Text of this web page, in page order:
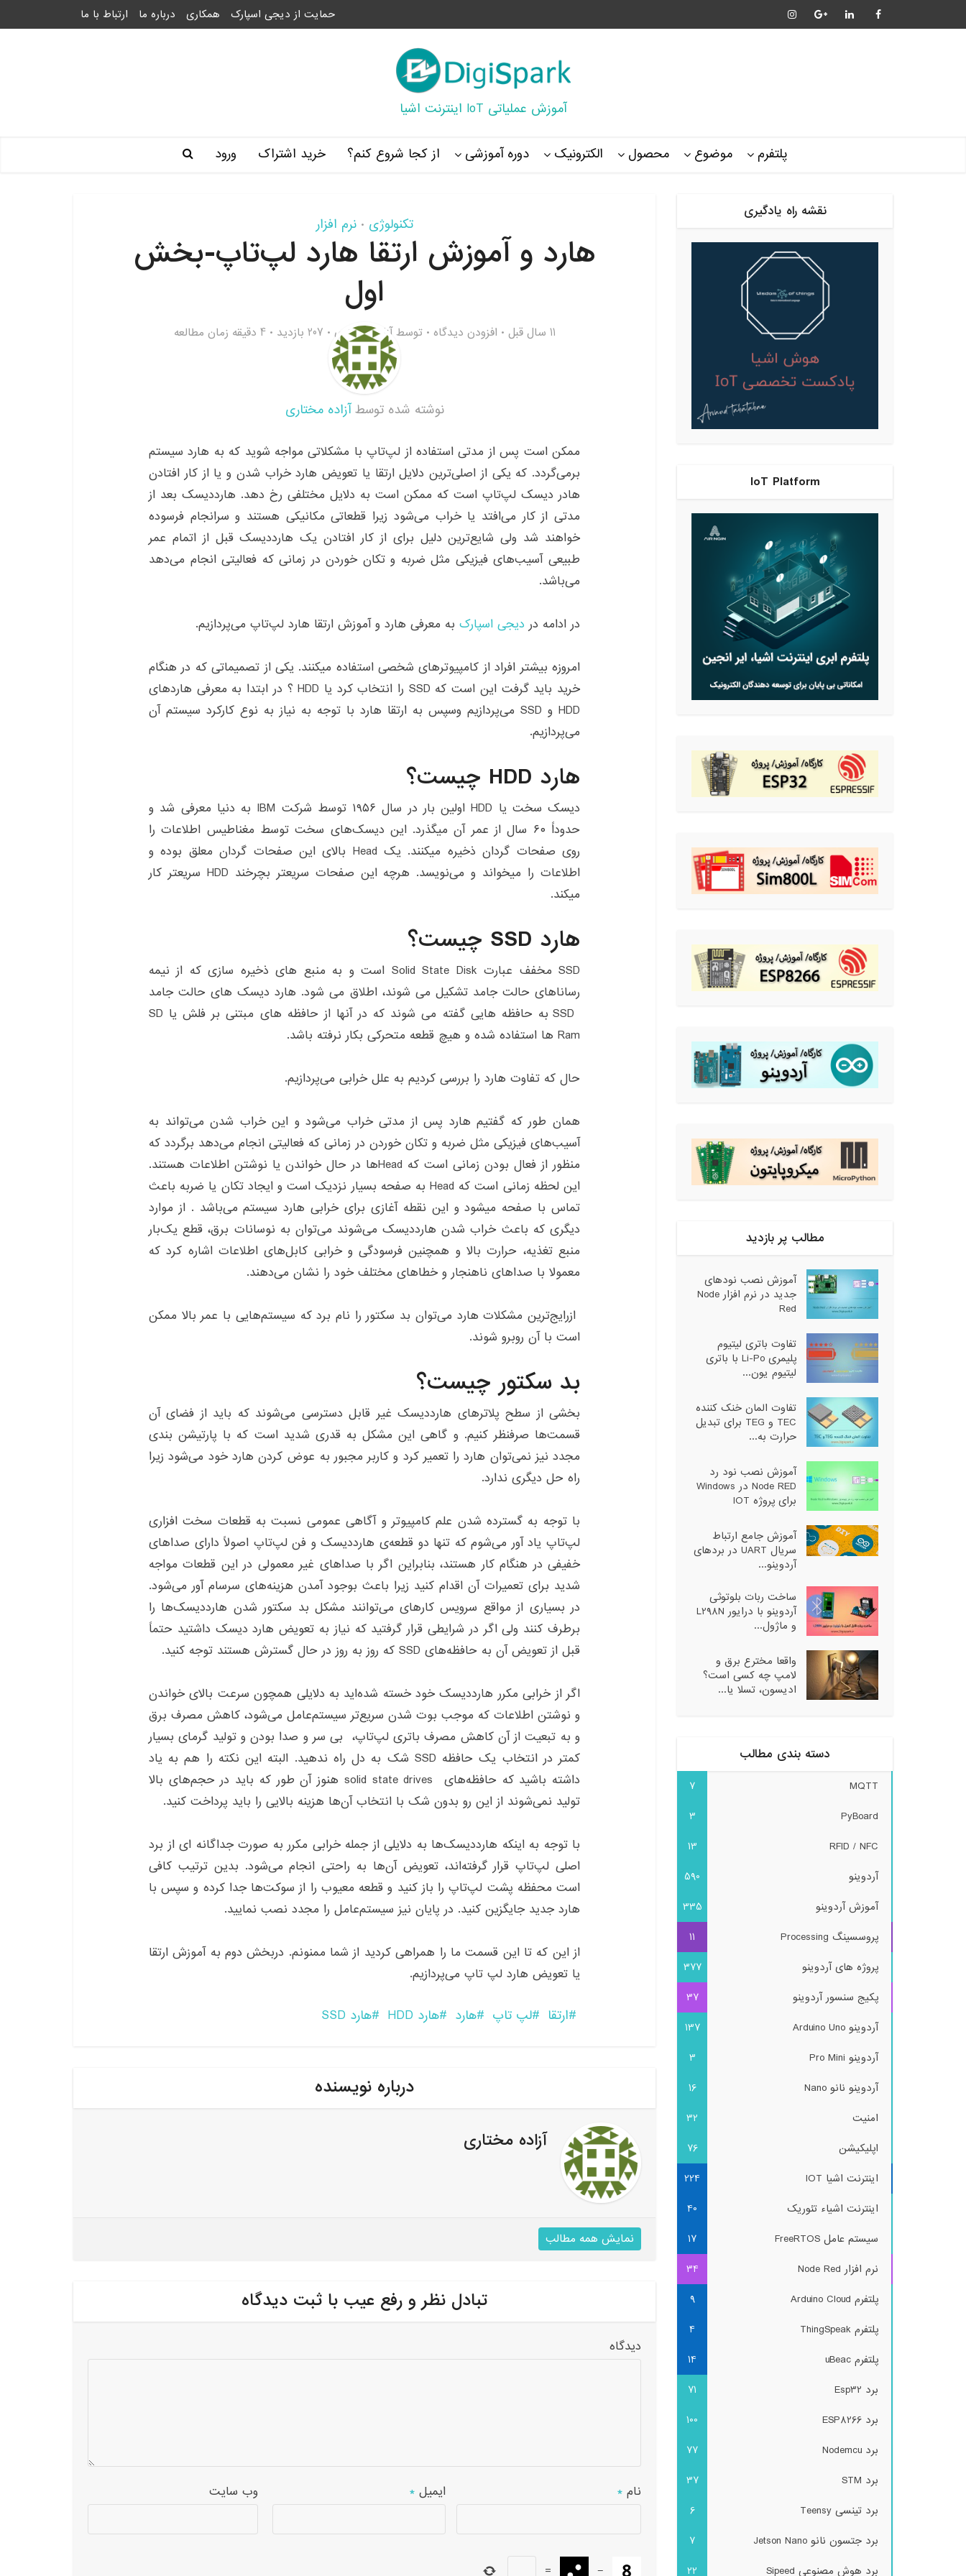
حمایت از دیجی اسپارک همکاری درباره ما ارتباط با ما
آموزش عملیاتی IoT اینترنت اشیا
پلتفرم موضوع محصول الکترونیک دوره آموزشی از کجا شروع کنم؟ خرید اشتراک ورود
تکنولوژی • نرم افزار
هارد و آموزش ارتقا هارد لپ‌تاپ-بخش
اول
11 سال قبل افزودن دیدگاه توسط آزاده مختاری 207 بازدید 4 دقیقه زمان مطالعه
نوشته شده توسطآزاده مختاری
ممکن است پس از مدتی استفاده از لپ‌تاپ با مشکلاتی مواجه شوید که به هارد سیستم
برمی‌گردد. که یکی از اصلی‌ترین دلایل ارتقا یا تعویض هارد خراب شدن و یا از کار افتادن
هادر دیسک لپ‌تاپ است که ممکن است به دلایل مختلفی رخ دهد. هارددیسک‌ بعد از
مدتی از کار می‌افتد یا خراب می‌شود زیرا قطعاتی مکانیکی هستند و سرانجام فرسوده
خواهند شد ولی شایع‌ترین دلیل برای از کار افتادن یک هارددیسک قبل از اتمام عمر
طبیعی آسیب‌های فیزیکی مثل ضربه و تکان خوردن در زمانی که فعالیتی انجام می‌دهد
می‌باشد.
در ادامه در دیجی اسپارک به معرفی هارد و آموزش ارتقا هارد لپ‌تاپ می‌پردازیم.
امروزه بیشتر افراد از کامپیوترهای شخصی استفاده میکنند. یکی از تصمیماتی که در هنگام
خرید باید گرفت این است که SSD را انتخاب کرد یا HDD ؟ در ابتدا به معرفی هاردهای
HDD و SSD می‌پردازیم وسپس به ارتقا هارد با توجه به نیاز به نوع کارکرد سیستم آن
می‌پردازیم.
هارد HDD چیست؟
دیسک سخت یا HDD اولین بار در سال ۱۹۵۶ توسط شرکت IBM به دنیا معرفی شد و
حدوداً ۶۰ سال از عمر آن میگذرد. این دیسک‌های سخت توسط مغناطیس اطلاعات را
روی صفحات گردان ذخیره میکنند. یک Head بالای این صفحات گردان معلق بوده و
اطلاعات را میخواند و می‌نویسد. هرچه این صفحات سریعتر بچرخند HDD سریعتر کار
میکند.
هارد SSD چیست؟
SSD مخفف عبارت Solid State Disk است و به منبع های ذخیره سازی که از نیمه
رساناهای حالت جامد تشکیل می شوند، اطلاق می شود. هارد دیسک های حالت جامد
SSD به حافظه هایی گفته می شوند که در آنها از حافظه های مبتنی بر فلش یا SD
Ram ها استفاده شده و هیچ قطعه متحرکی بکار نرفته باشد.
حال که تفاوت هارد را بررسی کردیم به علل خرابی می‌پردازیم.
همان طور که گفتیم هارد پس از مدتی خراب می‌شود و این خراب شدن می‌تواند به
آسیب‌های فیزیکی مثل ضربه و تکان خوردن در زمانی که فعالیتی انجام می‌دهد برگردد که
منظور از فعال بودن زمانی است که Headها در حال خواندن یا نوشتن اطلاعات هستند.
این لحظه زمانی است که Head به صفحه بسیار نزدیک است و ایجاد تکان یا ضربه باعث
تماس با صفحه میشود و این نقطه آغازی برای خرابی هارد سیستم می‌باشد . از موارد
دیگری که باعث خراب شدن هارددیسک می‌شوند می‌توان به نوسانات برق، قطع یک‌بار
منبع تغذیه، حرارت بالا و همچنین فرسودگی و خرابی کابل‌های اطلاعات اشاره کرد که
معمولا با صداهای ناهنجار و خطاهای مختلف خود را نشان می‌دهند.
ازرایج‌ترین مشکلات هارد می‌توان بد سکتور را نام برد که سیستم‌هایی با عمر بالا ممکن
است با آن روبرو شوند.
بد سکتور چیست؟
بخشی از سطح پلاترهای هارددیسک غیر قابل دسترسی می‌شوند که باید از فضای آن
قسمت‌ها صرفنظر کنیم. و گاهی این مشکل به قدری شدید است که با پارتیشن بندی
مجدد نیز نمی‌توان هارد را تعمیر کرد و کاربر مجبور به عوض کردن هارد خود می‌شود زیرا
راه حل دیگری ندارد.
با توجه به گسترده شدن علم کامپیوتر و آگاهی عمومی نسبت به قطعات سخت افزاری
لپ‌تاپ یاد آور می‌شوم که تنها دو قطعه‌ی هارددیسک و فن لپ‌تاپ اصولاً دارای صداهای
خفیفی در هنگام کار هستند، بنابراین اگر با صداهای غیر معمولی در این قطعات مواجه
شدید برای تعمیرات آن اقدام کنید زیرا باعث بوجود آمدن هزینه‌های سرسام آور می‌شود.
در بسیاری از مواقع سرویس کارهای می‌توانند مشکل بد سکتور شدن هارددیسک‌ها را
برطرف کنند ولی اگر در شرایطی قرار گرفتید که نیاز به تعویض هارد دیسک داشتید حتماً
قبل از تعویض آن به حافظه‌های SSD که روز به روز در حال گسترش هستند توجه کنید.
اگر از خرابی مکرر هارددیسک خود خسته شده‌اید به دلایلی همچون سرعت بالای خواندن
و نوشتن اطلاعات که موجب بوت شدن سریع‌تر سیستم‌عامل می‌شود، کاهش مصرف برق
و به تبعیت از آن کاهش مصرف باتری لپ‌تاپ، بی سر و صدا بودن و تولید گرمای بسیار
کمتر در انتخاب یک حافظه SSD شک به دل راه ندهید. البته این نکته را هم به یاد
داشته باشید که حافظه‌های solid state drives هنوز آن طور که باید در حجم‌های بالا
تولید نمی‌شوند از این رو بدون شک با انتخاب آن‌ها هزینه بالایی را باید پرداخت کنید.
با توجه به اینکه هارددیسک‌ها به دلایلی از جمله خرابی مکرر به صورت جداگانه ای از برد
اصلی لپ‌تاپ قرار گرفته‌اند، تعویض آن‌ها به راحتی انجام می‌شود. بدین ترتیب کافی
است محفظه پشت لپ‌تاپ را باز کنید و قطعه معیوب را از سوکت‌ها جدا کرده و سپس با
هارد جدید جایگزین کنید. در پایان نیز سیستم‌عامل را مجدد نصب نمایید.
از این که تا این قسمت ما را همراهی کردید از شما ممنونم. دربخش دوم به آموزش ارتقا
یا تعویض هارد لپ‌ تاپ می‌پردازیم.
ارتقا لپ تاپ هارد هارد HDD هارد SSD
درباره نویسنده
آزاده مختاری
نمایش همه مطالب
تبادل نظر و رفع عیب با ثبت دیدگاه
دیدگاه
نام * ایمیل * وب‌ سایت
−
=
نقشه راه یادگیری
IoT Platform
مطالب پر بازدید
آموزش نصب نودهای
جدید در نرم افزار Node
Red
تفاوت باتری لیتیوم
پلیمری Li-Po با باتری
لیتیوم یون...
تفاوت المان خنک کننده
TEC و TEG برای تبدیل
حرارت به...
آموزش نصب نود رد
Node RED در Windows
برای پروژه IOT
آموزش جامع ارتباط
سریال UART در بردهای
آردوینو...
ساخت ربات بلوتوثی
آردوینو با درایور L298N
و ماژول...
واقعا مخترع برق و
لامپ چه کسی است؟
ادیسون، تسلا یا...
دسته بندی مطالب
MQTT
7
PyBoard
3
RFID / NFC
13
آردوینو
590
آموزش آردوینو
335
پروسسینگ Processing
11
پروژه های آردوینو
377
پکیج سنسور آردوینو
37
آردوینو Arduino Uno
137
آردوینو Pro Mini
3
آردوینو نانو Nano
16
امنیت
32
اپلیکیشن
76
اینترنت اشیا IOT
224
اینترنت اشیاء تئوریک
40
سیستم عامل FreeRTOS
17
نرم افزار Node Red
34
پلتفرم Arduino Cloud
9
پلتفرم ThingSpeak
4
پلتفرم uBeac
14
برد Esp32
71
برد ESP8266
100
برد Nodemcu
77
برد STM
37
برد تینسی Teensy
6
برد جتسون نانو Jetson Nano
7
برد هوش مصنوعی Sipeed
22